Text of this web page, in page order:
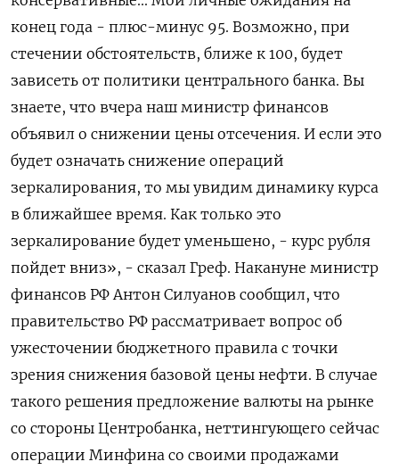
конец года - плюс-минус ‌95. Возможно, при
стечении обстоятельств, ближе к 100, будет
зависеть от политики центрального банка. Вы
знаете, что ​вчера наш министр финансов
объявил о снижении цены отсечения. И если это
будет означать снижение операций
зеркалирования, ‌то мы увидим динамику курса
в ближайшее время. Как только это
зеркалирование будет уменьшено, - курс рубля
пойдет вниз», - сказал Греф. Накануне министр
финансов РФ Антон Силуанов сообщил, что
правительство РФ рассматривает ​вопрос об
ужесточении бюджетного правила ​с точки
зрения снижения ‌базовой цены нефти. В случае
такого решения предложение валюты на рынке
со стороны Центробанка, неттингующего сейчас
операции Минфина ​со своими продажами